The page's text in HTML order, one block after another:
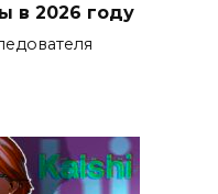
в 2026 году